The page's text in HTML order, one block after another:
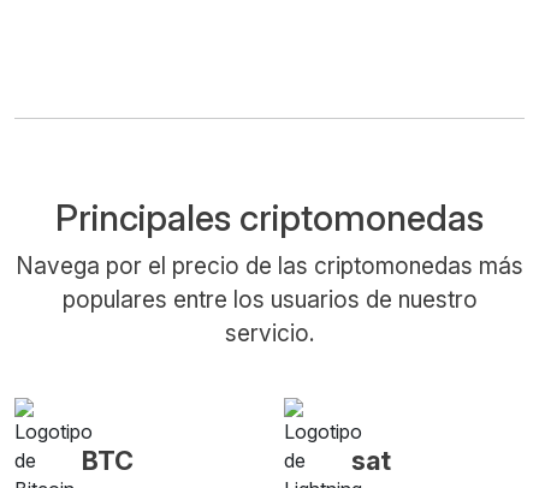
Principales criptomonedas
Navega por el precio de las criptomonedas más
populares entre los usuarios de nuestro
servicio.
BTC sat